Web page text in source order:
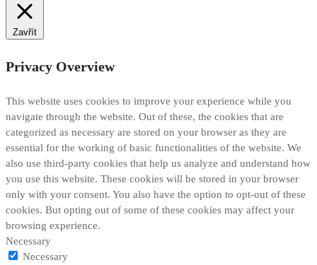
Zavřít
Privacy Overview
This website uses cookies to improve your experience while you
navigate through the website. Out of these, the cookies that are
categorized as necessary are stored on your browser as they are
essential for the working of basic functionalities of the website. We
also use third-party cookies that help us analyze and understand how
you use this website. These cookies will be stored in your browser
only with your consent. You also have the option to opt-out of these
cookies. But opting out of some of these cookies may affect your
browsing experience.
Necessary
Necessary